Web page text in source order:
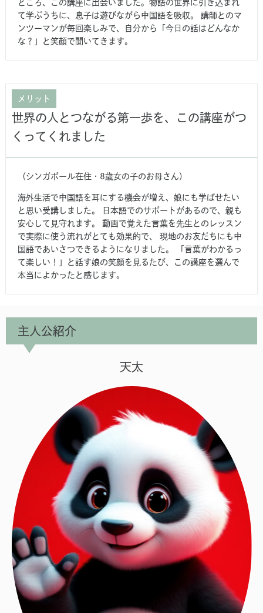
ところ、この講座に出会いました。物語の世界に引き込まれ
て学ぶうちに、息子は遊びながら中国語を吸収。 講師とのマ
ンツーマンが毎回楽しみで、自分から「今日の話はどんなか
な？」と笑顔で聞いてきます。
メリット
世界の人とつながる第一歩を、この講座がつ
くってくれました
（シンガポール在住・8歳女の子のお母さん）
海外生活で中国語を耳にする機会が増え、娘にも学ばせたい
と思い受講しました。 日本語でのサポートがあるので、親も
安心して見守れます。 動画で覚えた言葉を先生とのレッスン
で実際に使う流れがとても効果的で、 現地のお友だちにも中
国語であいさつできるようになりました。 「言葉がわかるっ
て楽しい！」と話す娘の笑顔を見るたび、この講座を選んで
本当によかったと感じます。
主人公紹介
天太